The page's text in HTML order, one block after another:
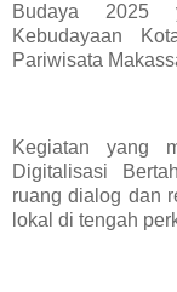
Budaya 2025
Kebudayaan
Pariwisata
Kegiatan yang
Digitalisasi
ruang dialog dan
lokal di tengah